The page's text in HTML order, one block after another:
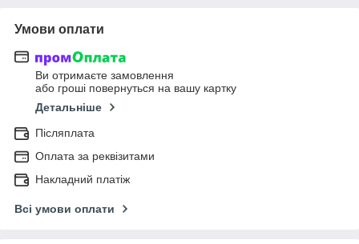
Умови оплати
Ви отримаєте замовлення
або гроші повернуться на вашу картку
Детальніше
Післяплата
Оплата за реквізитами
Накладний платіж
Всі умови оплати